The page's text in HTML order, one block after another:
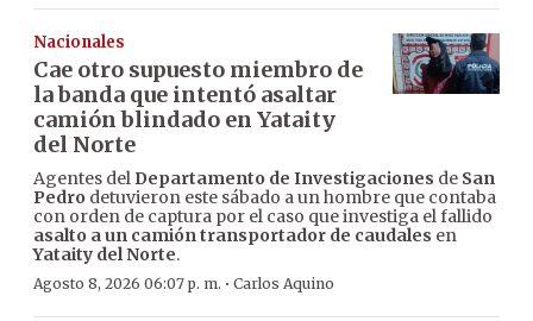
Nacionales
Cae otro supuesto miembro de
la banda que intentó asaltar
camión blindado en Yataity
del Norte
Agentes del Departamento de Investigaciones de San
Pedro detuvieron este sábado a un hombre que contaba
con orden de captura por el caso que investiga el fallido
asalto a un camión transportador de caudales en
Yataity del Norte.
Agosto 8, 2026 06:07 p. m. · Carlos Aquino